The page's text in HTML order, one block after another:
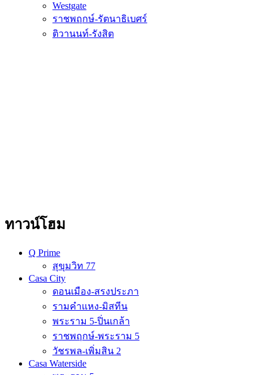
Westgate
ราชพฤกษ์-รัตนาธิเบศร์
ติวานนท์-รังสิต
ทาวน์โฮม
Q Prime
สุขุมวิท 77
Casa City
ดอนเมือง-สรงประภา
รามคำแหง-มิสทีน
พระราม 5-ปิ่นเกล้า
ราชพฤกษ์-พระราม 5
วัชรพล-เพิ่มสิน 2
Casa Waterside